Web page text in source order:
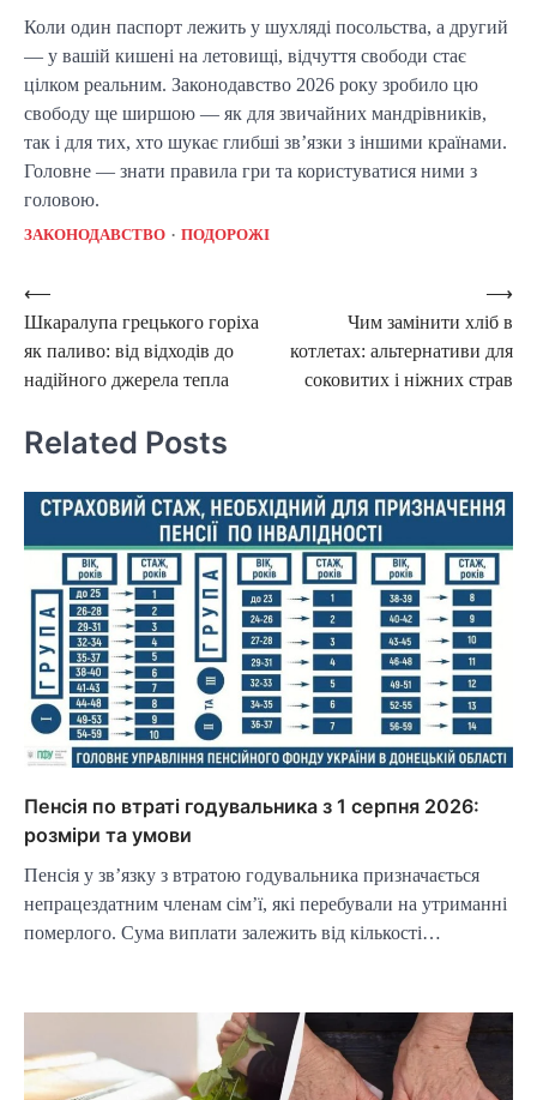
Коли один паспорт лежить у шухляді посольства, а другий
— у вашій кишені на летовищі, відчуття свободи стає
цілком реальним. Законодавство 2026 року зробило цю
свободу ще ширшою — як для звичайних мандрівників,
так і для тих, хто шукає глибші зв’язки з іншими країнами.
Головне — знати правила гри та користуватися ними з
головою.
ЗАКОНОДАВСТВО ПОДОРОЖІ
Post
navigation
⟵
Шкаралупа грецького горіха
як паливо: від відходів до
надійного джерела тепла
Чим замінити хліб в
котлетах: альтернативи для
соковитих і ніжних страв
⟶
Related Posts
Пенсія по втраті годувальника з 1 серпня 2026:
розміри та умови
Пенсія у зв’язку з втратою годувальника призначається
непрацездатним членам сім’ї, які перебували на утриманні
померлого. Сума виплати залежить від кількості…